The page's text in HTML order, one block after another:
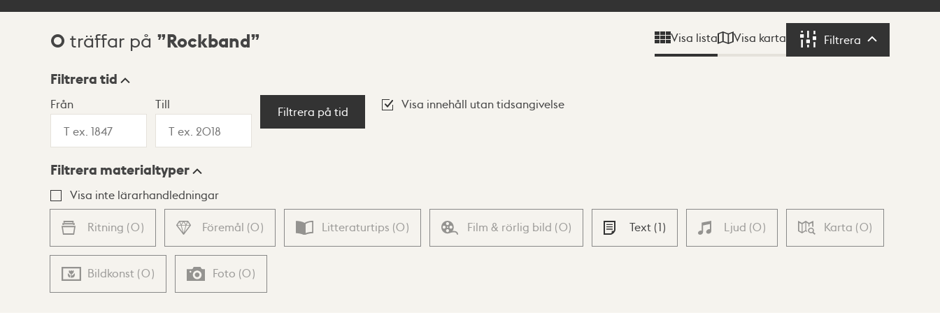
Sökresultat
0 träffar på Rockband Visa lista Visa karta Filtrera Filtrera
Visningsläge
Lista Karta
Filtrera tid
Från Till
Filtrera på tid
Visa innehåll utan tidsangivelse
Filtrera materialtyper
Visa inte lärarhandledningar
Ritning (0) Föremål (0) Litteraturtips (0) Film & rörlig bild (0) Text (1) Ljud (0) Karta (0)
Bildkonst (0) Foto (0)